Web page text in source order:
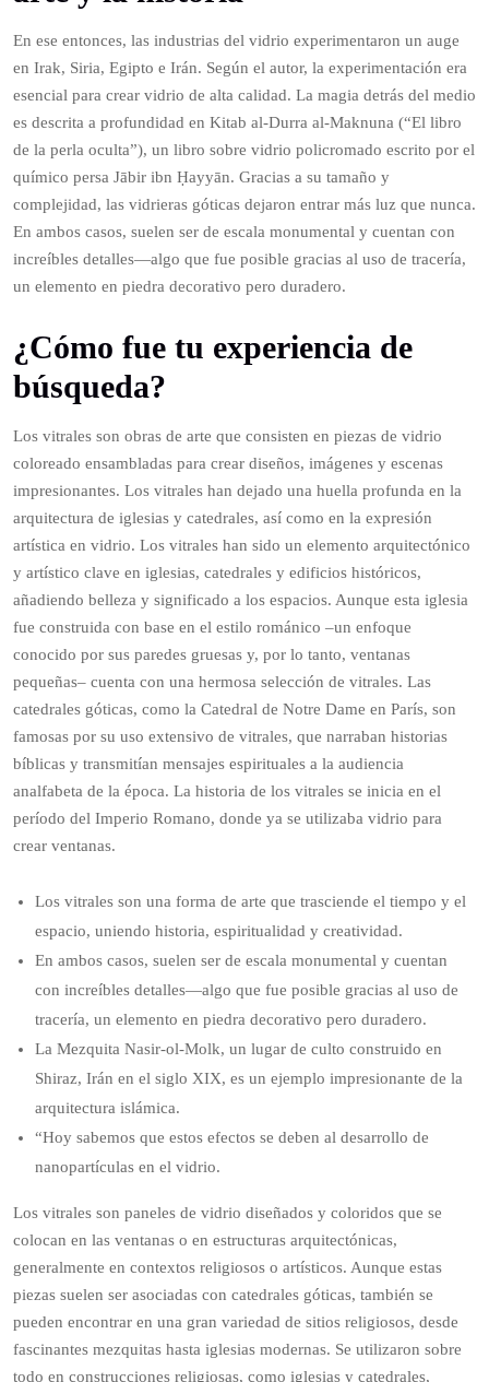
En ese entonces, las industrias del vidrio experimentaron un auge
en Irak, Siria, Egipto e Irán. Según el autor, la experimentación era
esencial para crear vidrio de alta calidad. La magia detrás del medio
es descrita a profundidad en Kitab al-Durra al-Maknuna (“El libro
de la perla oculta”), un libro sobre vidrio policromado escrito por el
químico persa Jābir ibn Ḥayyān. Gracias a su tamaño y
complejidad, las vidrieras góticas dejaron entrar más luz que nunca.
En ambos casos, suelen ser de escala monumental y cuentan con
increíbles detalles—algo que fue posible gracias al uso de tracería,
un elemento en piedra decorativo pero duradero.
¿Cómo fue tu experiencia de
búsqueda?
Los vitrales son obras de arte que consisten en piezas de vidrio
coloreado ensambladas para crear diseños, imágenes y escenas
impresionantes. Los vitrales han dejado una huella profunda en la
arquitectura de iglesias y catedrales, así como en la expresión
artística en vidrio. Los vitrales han sido un elemento arquitectónico
y artístico clave en iglesias, catedrales y edificios históricos,
añadiendo belleza y significado a los espacios. Aunque esta iglesia
fue construida con base en el estilo románico –un enfoque
conocido por sus paredes gruesas y, por lo tanto, ventanas
pequeñas– cuenta con una hermosa selección de vitrales. Las
catedrales góticas, como la Catedral de Notre Dame en París, son
famosas por su uso extensivo de vitrales, que narraban historias
bíblicas y transmitían mensajes espirituales a la audiencia
analfabeta de la época. La historia de los vitrales se inicia en el
período del Imperio Romano, donde ya se utilizaba vidrio para
crear ventanas.
Los vitrales son una forma de arte que trasciende el tiempo y el
espacio, uniendo historia, espiritualidad y creatividad.
En ambos casos, suelen ser de escala monumental y cuentan
con increíbles detalles—algo que fue posible gracias al uso de
tracería, un elemento en piedra decorativo pero duradero.
La Mezquita Nasir-ol-Molk, un lugar de culto construido en
Shiraz, Irán en el siglo XIX, es un ejemplo impresionante de la
arquitectura islámica.
“Hoy sabemos que estos efectos se deben al desarrollo de
nanopartículas en el vidrio.
Los vitrales son paneles de vidrio diseñados y coloridos que se
colocan en las ventanas o en estructuras arquitectónicas,
generalmente en contextos religiosos o artísticos. Aunque estas
piezas suelen ser asociadas con catedrales góticas, también se
pueden encontrar en una gran variedad de sitios religiosos, desde
fascinantes mezquitas hasta iglesias modernas. Se utilizaron sobre
todo en construcciones religiosas, como iglesias y catedrales,